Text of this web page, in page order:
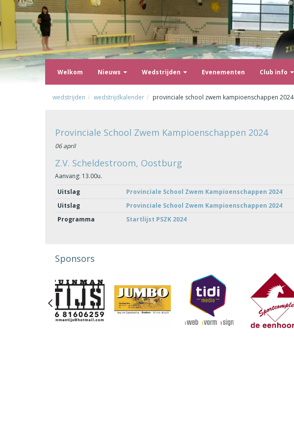
Welkom Nieuws Wedstrijden Evenementen Club info
wedstrijden wedstrijdkalender provinciale school zwem kampioenschappen 2024
Provinciale School Zwem Kampioenschappen 2024
06 april
Z.V. Scheldestroom, Oostburg
Aanvang: 13.00u.
Uitslag
Provinciale School Zwem Kampioenschappen 2024
Uitslag
Provinciale School Zwem Kampioenschappen 2024
Programma
Startlijst PSZK 2024
Sponsors
Previous